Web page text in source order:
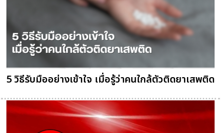
5 วิธีรับมืออย่างเข้าใจ เมื่อรู้ว่าคนใกล้ตัวติดยาเสพติด